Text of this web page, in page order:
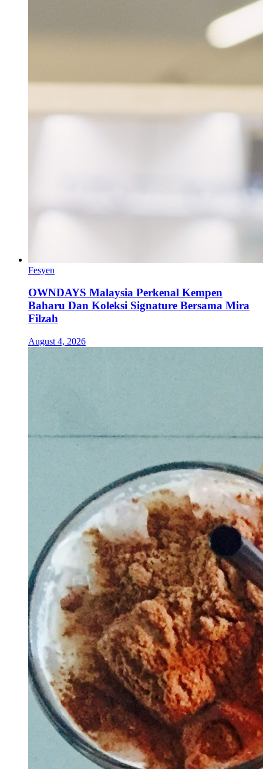
Fesyen
OWNDAYS Malaysia Perkenal Kempen
Baharu Dan Koleksi Signature Bersama Mira
Filzah
August 4, 2026